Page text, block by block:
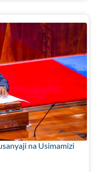
na Usimamizi